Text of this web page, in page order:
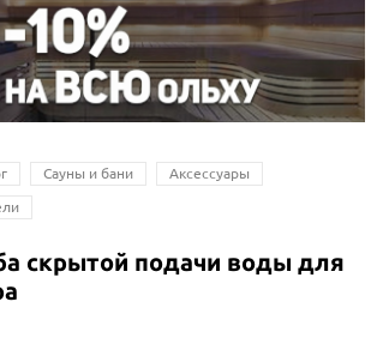
Сауны и бани Аксессуары
скрытой подачи воды для